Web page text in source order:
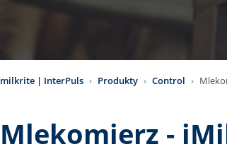
milkrite | InterPuls Produkty Control
Mlekomierz -